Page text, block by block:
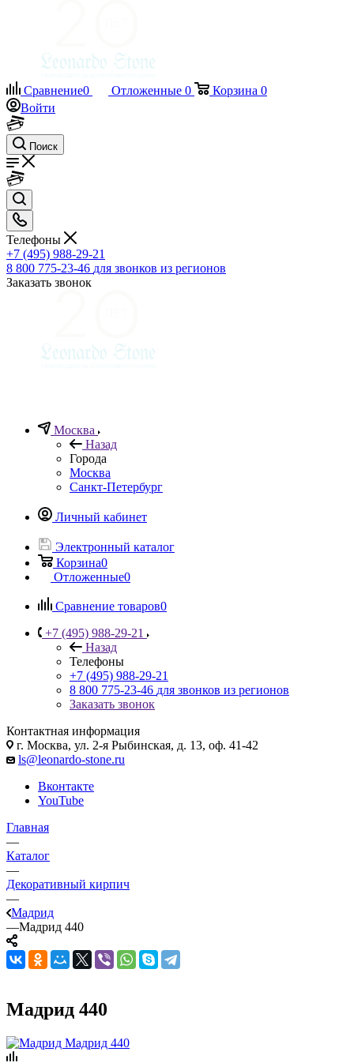
Сравнение0 Отложенные 0 Корзина 0
Войти
Поиск
Телефоны
+7 (495) 988-29-21
8 800 775-23-46 для звонков из регионов
Заказать звонок
Москва
Назад
Города
Москва
Санкт-Петербург
Личный кабинет
Электронный каталог
Корзина0
Отложенные0
Сравнение товаров0
+7 (495) 988-29-21
Назад
Телефоны
+7 (495) 988-29-21
8 800 775-23-46 для звонков из регионов
Заказать звонок
Контактная информация
г. Москва, ул. 2-я Рыбинская, д. 13, оф. 41-42
ls@leonardo-stone.ru
Вконтакте
YouTube
Главная
—
Каталог
—
Декоративный кирпич
—
Мадрид
—Мадрид 440
Мадрид 440